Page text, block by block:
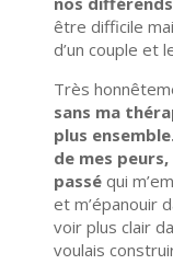
être difficile
d’un couple et
Très
sans ma
plus
de mes
passéqui
et m’épanouir
voir plus clair
voulais